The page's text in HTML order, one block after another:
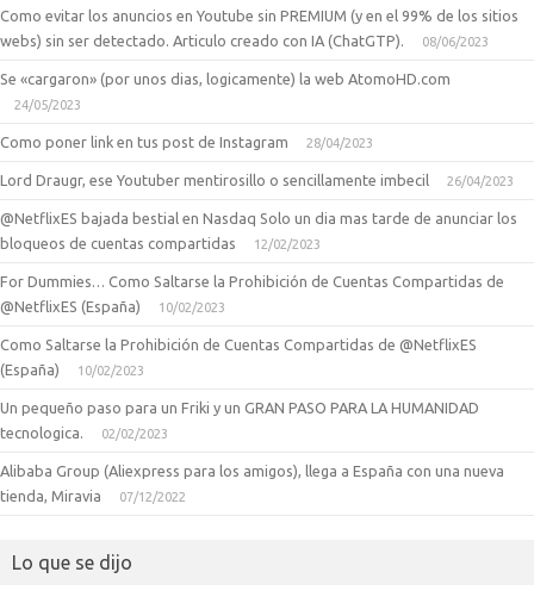
Como evitar los anuncios en Youtube sin PREMIUM (y en el 99% de los sitios
webs) sin ser detectado. Articulo creado con IA (ChatGTP).
08/06/2023
Se «cargaron» (por unos dias, logicamente) la web AtomoHD.com
24/05/2023
Como poner link en tus post de Instagram 28/04/2023
Lord Draugr, ese Youtuber mentirosillo o sencillamente imbecil 26/04/2023
@NetflixES bajada bestial en Nasdaq Solo un dia mas tarde de anunciar los
bloqueos de cuentas compartidas
12/02/2023
For Dummies… Como Saltarse la Prohibición de Cuentas Compartidas de
@NetflixES (España)
10/02/2023
Como Saltarse la Prohibición de Cuentas Compartidas de @NetflixES
(España)
10/02/2023
Un pequeño paso para un Friki y un GRAN PASO PARA LA HUMANIDAD
tecnologica.
02/02/2023
Alibaba Group (Aliexpress para los amigos), llega a España con una nueva
tienda, Miravia
07/12/2022
Lo que se dijo